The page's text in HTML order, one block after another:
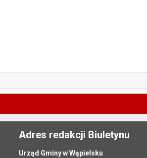
Adres redakcji Biuletynu
Urząd Gminy w Wąpielsku